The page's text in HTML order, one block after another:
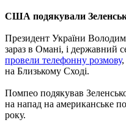
США подякували
Президент України
зараз в Омані, і
провели телефонну розмову,
на Близькому Сході.
Помпео подякував
на напад на американське
року.